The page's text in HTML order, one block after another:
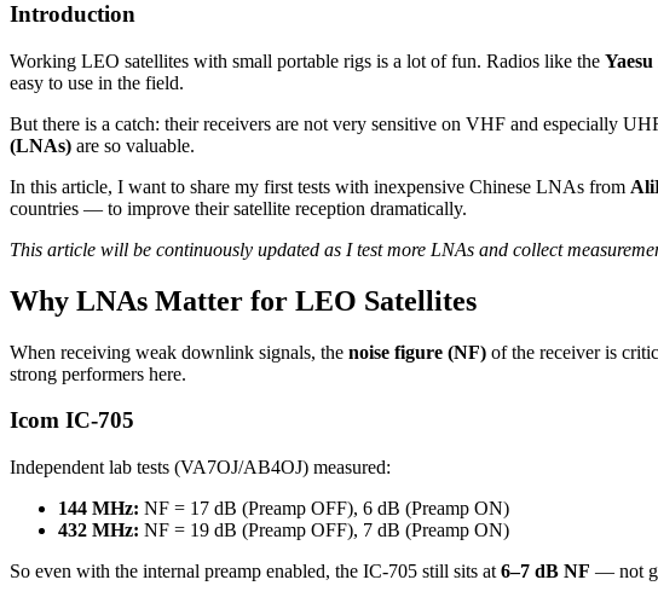
Introduction
Working LEO satellites with small portable rigs is a lot of fun. Radios like the
easy to use in the field.
But there is a catch: their receivers are not very sensitive on VHF and especially
(LNAs) are so valuable.
In this article, I want to share my first tests with inexpensive Chinese LNAs from
countries — to improve their satellite reception dramatically.
This article will be continuously updated as I test more LNAs and collect
Why LNAs Matter for LEO Satellites
When receiving weak downlink signals, the noise figure (NF) of the receiver is
strong performers here.
Icom IC-705
Independent lab tests (VA7OJ/AB4OJ) measured:
144 MHz: NF = 17 dB (Preamp OFF), 6 dB (Preamp ON)
432 MHz: NF = 19 dB (Preamp OFF), 7 dB (Preamp ON)
So even with the internal preamp enabled, the IC-705 still sits at 6–7 dB NF — not